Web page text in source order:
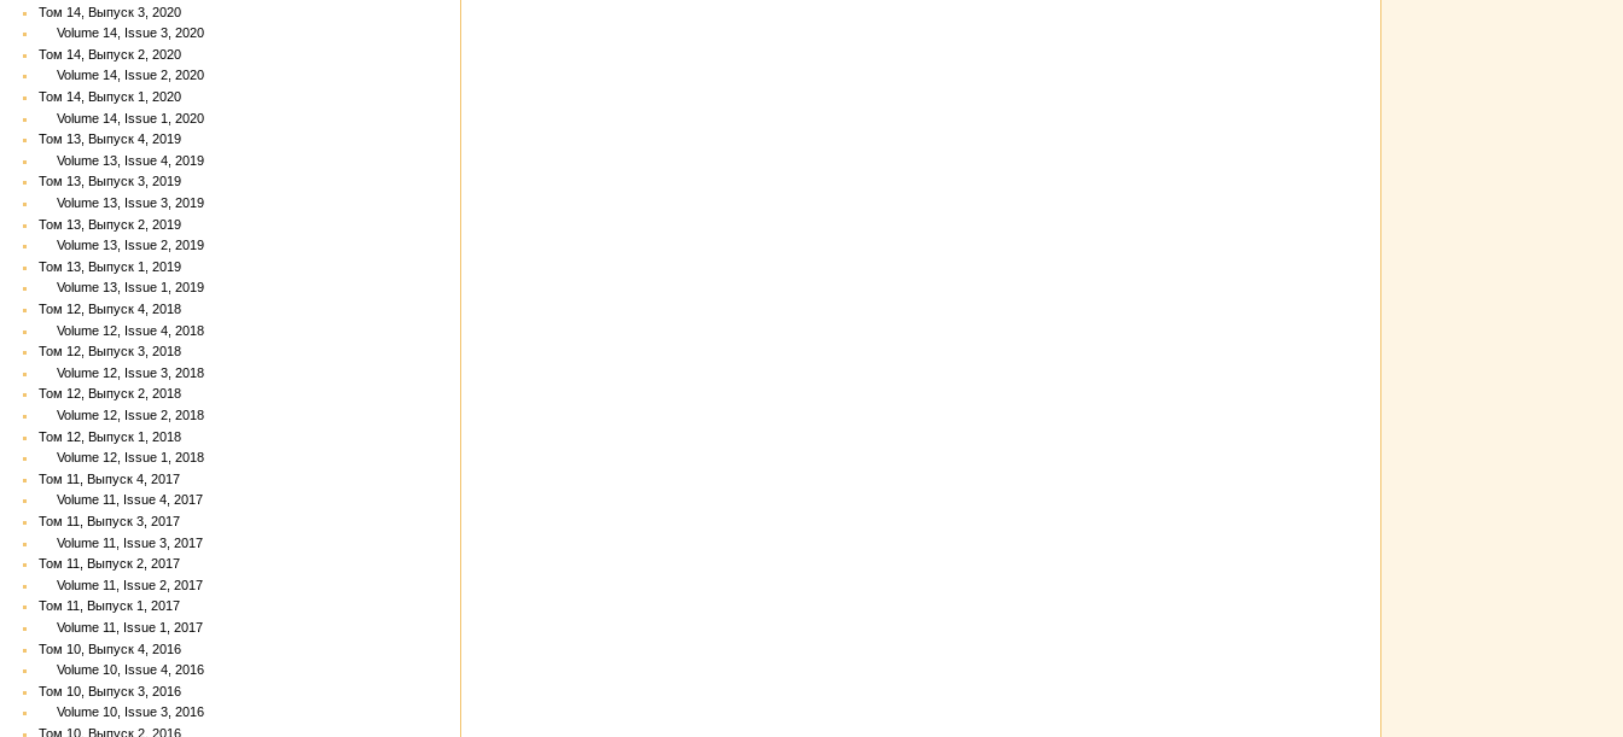
Том 14, Выпуск 3, 2020
Volume 14, Issue 3, 2020
Том 14, Выпуск 2, 2020
Volume 14, Issue 2, 2020
Том 14, Выпуск 1, 2020
Volume 14, Issue 1, 2020
Том 13, Выпуск 4, 2019
Volume 13, Issue 4, 2019
Том 13, Выпуск 3, 2019
Volume 13, Issue 3, 2019
Том 13, Выпуск 2, 2019
Volume 13, Issue 2, 2019
Том 13, Выпуск 1, 2019
Volume 13, Issue 1, 2019
Том 12, Выпуск 4, 2018
Volume 12, Issue 4, 2018
Том 12, Выпуск 3, 2018
Volume 12, Issue 3, 2018
Том 12, Выпуск 2, 2018
Volume 12, Issue 2, 2018
Том 12, Выпуск 1, 2018
Volume 12, Issue 1, 2018
Том 11, Выпуск 4, 2017
Volume 11, Issue 4, 2017
Том 11, Выпуск 3, 2017
Volume 11, Issue 3, 2017
Том 11, Выпуск 2, 2017
Volume 11, Issue 2, 2017
Том 11, Выпуск 1, 2017
Volume 11, Issue 1, 2017
Том 10, Выпуск 4, 2016
Volume 10, Issue 4, 2016
Том 10, Выпуск 3, 2016
Volume 10, Issue 3, 2016
Том 10, Выпуск 2, 2016